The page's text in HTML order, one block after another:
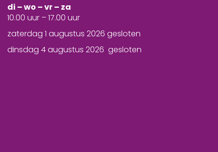
di – wo – vr – za
10.00 uur – 17.00 uur
zaterdag 1 augustus 2026 gesloten
dinsdag 4 augustus 2026 gesloten